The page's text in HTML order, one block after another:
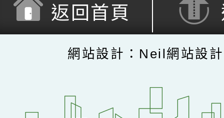
返回首頁
網站設計：Neil網站設